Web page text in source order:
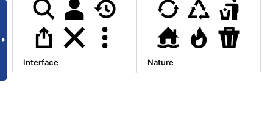
Interface Nature